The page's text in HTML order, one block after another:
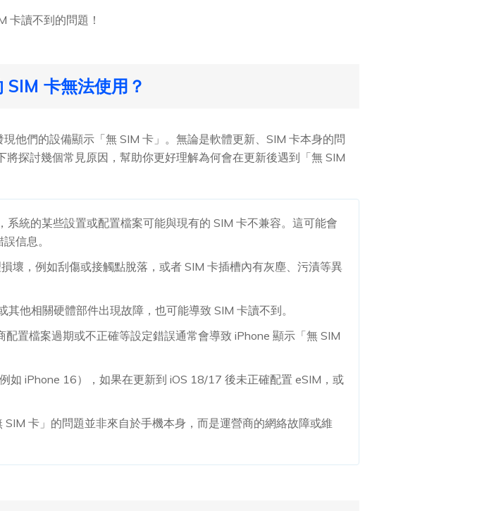
卡讀不到的問題！
卡無法使用？
他們的設備顯示「無 SIM 卡」。無論是軟體更新、SIM 卡本身的問
探討幾個常見原因，幫助你更好理解為何會在更新後遇到「無 SIM
系統的某些設置或配置檔案可能與現有的 SIM 卡不兼容。這可能會
信息。
壞，例如刮傷或接觸點脫落，或者 SIM 卡插槽內有灰塵、污漬等異
其他相關硬體部件出現故障，也可能導致 SIM 卡讀不到。
配置檔案過期或不正確等設定錯誤通常會導致 iPhone 顯示「無 SIM
如 iPhone 16），如果在更新到 iOS 18/17 後未正確配置 eSIM，或
SIM 卡」的問題並非來自於手機本身，而是運營商的網絡故障或維